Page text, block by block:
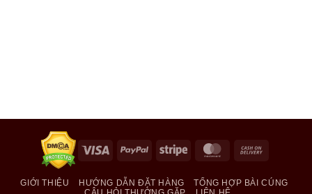
Visa PayPal Stripe MasterCard
Delivery
GIỚI THIỆU HƯỚNG DẪN ĐẶT HÀNG
TỔNG HỢP BÀI CÚNG